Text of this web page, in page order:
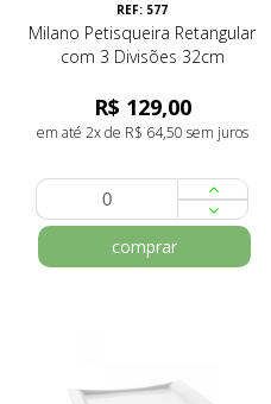
REF: 577
Milano Petisqueira Retangular
com 3 Divisões 32cm
R$ 129,00
em até 2x de R$ 64,50 sem juros
comprar